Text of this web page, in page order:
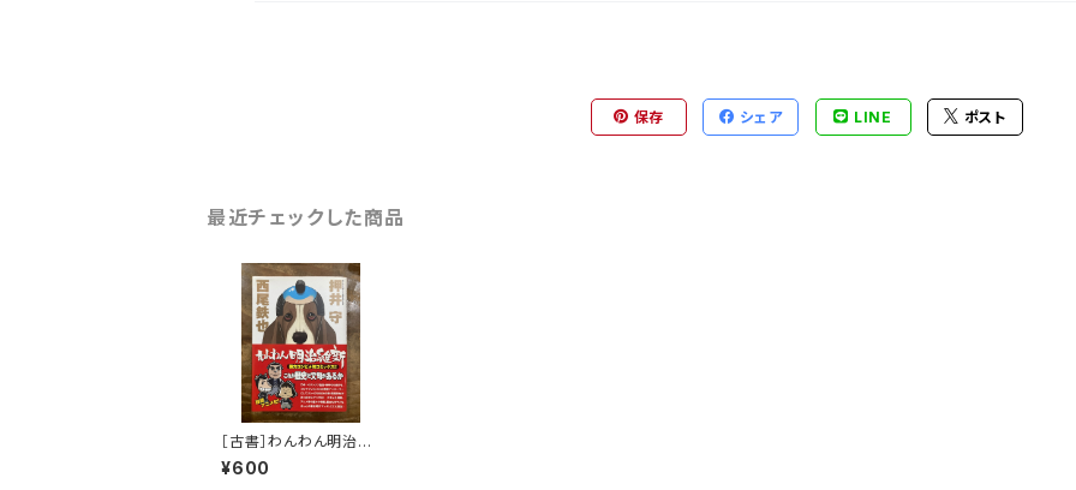
保存 シェア LINE ポスト
最近チェックした商品
［古書］わんわん明治維
新
¥600